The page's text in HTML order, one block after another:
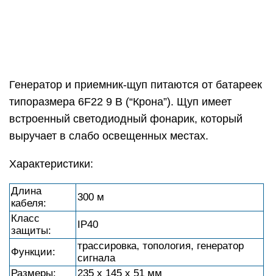
Генератор и приемник-щуп питаются от батареек
типоразмера 6F22 9 В (“Крона”). Щуп имеет
встроенный светодиодный фонарик, который
выручает в слабо освещенных местах.
Характеристики:
Длина
кабеля:
300 м
Класс
защиты:
IP40
Функции:
трассировка, топология, генератор
сигнала
Размеры:
235 х 145 х 51 мм